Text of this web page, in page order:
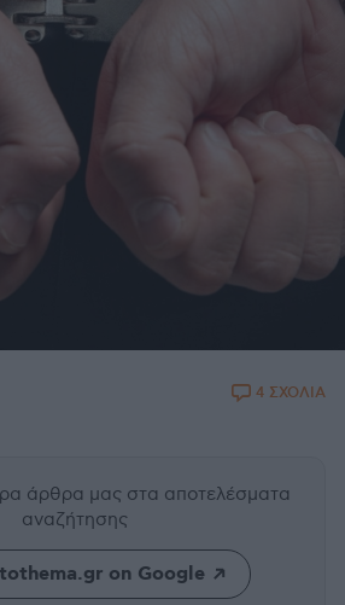
4 ΣΧΟΛΙΑ
άρθρα μας στα αποτελέσματα
αναζήτησης
on Google